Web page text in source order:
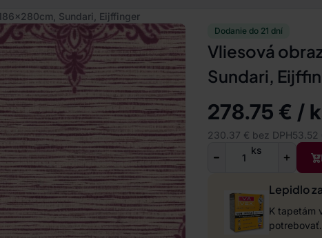
Sundari, Eijffinger
Dodanie do 21 dní
Vliesová
Sundari,
278.75 € /
230.37 € bez DPH53.52
ks
Lepidlo
K tapetám
potrebovať.